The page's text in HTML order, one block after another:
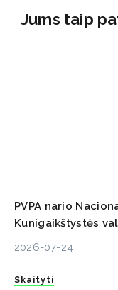
Jums taip
PVPA nario
Kunigaikštystės
2026-07-24
Skaityti